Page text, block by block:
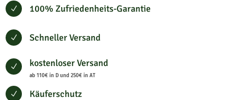
N 100% Zufriedenheits-Garantie
N Schneller Versand
N kostenloser Versand
ab 110€ in D und 250€ in AT
N Käuferschutz